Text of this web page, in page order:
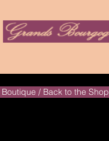
/ Back to the Shop